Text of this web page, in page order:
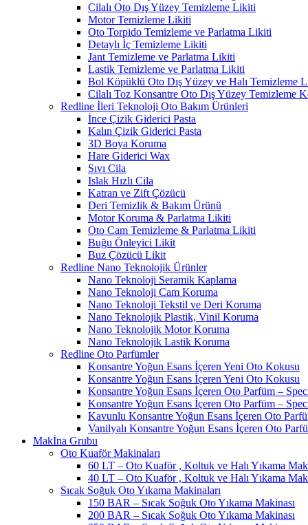
Cilalı Oto Dış Yüzey Temizleme Likiti
Motor Temizleme Likiti
Oto Torpido Temizleme ve Parlatma Likiti
Detaylı İç Temizleme Likiti
Jant Temizleme ve Parlatma Likiti
Lastik Temizleme ve Parlatma Likiti
Bol Köpüklü Oto Dış Yüzey ve Halı Temizleme
Cilalı Toz Konsantre Oto Dış Yüzey Temizleme
Redline İleri Teknoloji Oto Bakım Ürünleri
İnce Çizik Giderici Pasta
Kalın Çizik Giderici Pasta
3D Boya Koruma
Hare Giderici Wax
Sıvı Cila
Islak Hızlı Cila
Katran ve Zift Çözücü
Deri Temizlik & Bakım Ürünü
Motor Koruma & Parlatma Likiti
Oto Cam Temizleme & Parlatma Likiti
Buğu Önleyici Likit
Buz Çözücü Likit
Redline Nano Teknolojik Ürünler
Nano Teknoloji Seramik Kaplama
Nano Teknoloji Cam Koruma
Nano Teknoloji Tekstil ve Deri Koruma
Nano Teknolojik Plastik, Vinil Koruma
Nano Teknolojik Motor Koruma
Nano Teknolojik Lastik Koruma
Redline Oto Parfümler
Konsantre Yoğun Esans İçeren Yeni Oto Kokusu
Konsantre Yoğun Esans İçeren Yeni Oto Kokusu
Konsantre Yoğun Esans İçeren Oto Parfüm –
Konsantre Yoğun Esans İçeren Oto Parfüm –
Kavunlu Konsantre Yoğun Esans İçeren Oto
Vanilyalı Konsantre Yoğun Esans İçeren Oto
Makİna Grubu
Oto Kuaför Makinaları
60 LT – Oto Kuaför , Koltuk ve Halı Yıkama
40 LT – Oto Kuaför , Koltuk ve Halı Yıkama
Sıcak Soğuk Oto Yıkama Makinaları
150 BAR – Sıcak Soğuk Oto Yıkama Makinası
200 BAR – Sıcak Soğuk Oto Yıkama Makinası